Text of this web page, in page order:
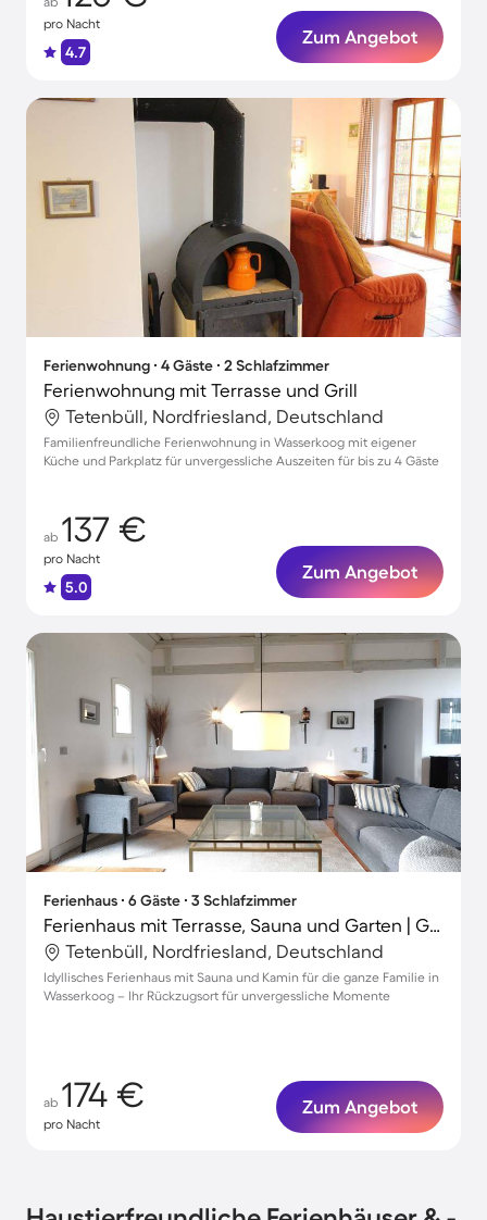
pro Nacht
4.7
Zum Angebot
Ferienwohnung ∙ 4 Gäste ∙ 2 Schlafzimmer
Ferienwohnung mit Terrasse und Grill
Tetenbüll, Nordfriesland, Deutschland
Familienfreundliche Ferienwohnung in Wasserkoog mit eigener
Küche und Parkplatz für unvergessliche Auszeiten für bis zu 4 Gäste
ab 137 €
pro Nacht
5.0
Zum Angebot
Ferienhaus ∙ 6 Gäste ∙ 3 Schlafzimmer
Ferienhaus mit Terrasse, Sauna und Garten | Gartenblick | Perfekt für die Arbeit von Zuhause
Tetenbüll, Nordfriesland, Deutschland
Idyllisches Ferienhaus mit Sauna und Kamin für die ganze Familie in
Wasserkoog – Ihr Rückzugsort für unvergessliche Momente
ab 174 €
pro Nacht
Zum Angebot